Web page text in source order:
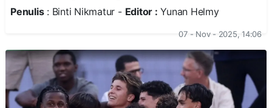
Penulis: Binti Nikmatur - Editor : Yunan Helmy
07 - Nov - 2025, 14:06